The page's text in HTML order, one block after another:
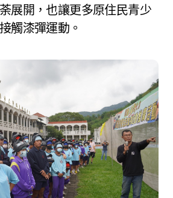
展開，也讓更多原住民青少
觸漆彈運動。